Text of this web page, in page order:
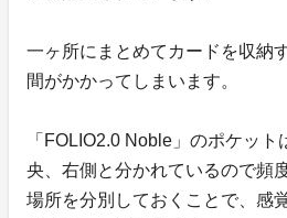
一ヶ所にまとめてカードを収納
間がかかってしまいます。
「FOLIO2.0 Noble」のポケッ
央、右側と分かれているので頻
場所を分別しておくことで、感